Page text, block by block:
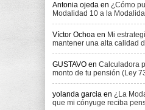
Antonia ojeda en ¿Cómo
Modalidad 10 a la
Víctor Ochoa en Mi
mantener una alta calidad
GUSTAVO en Calculadora
monto de tu pensión (Ley
yolanda garcia en ¿La
que mi cónyuge reciba